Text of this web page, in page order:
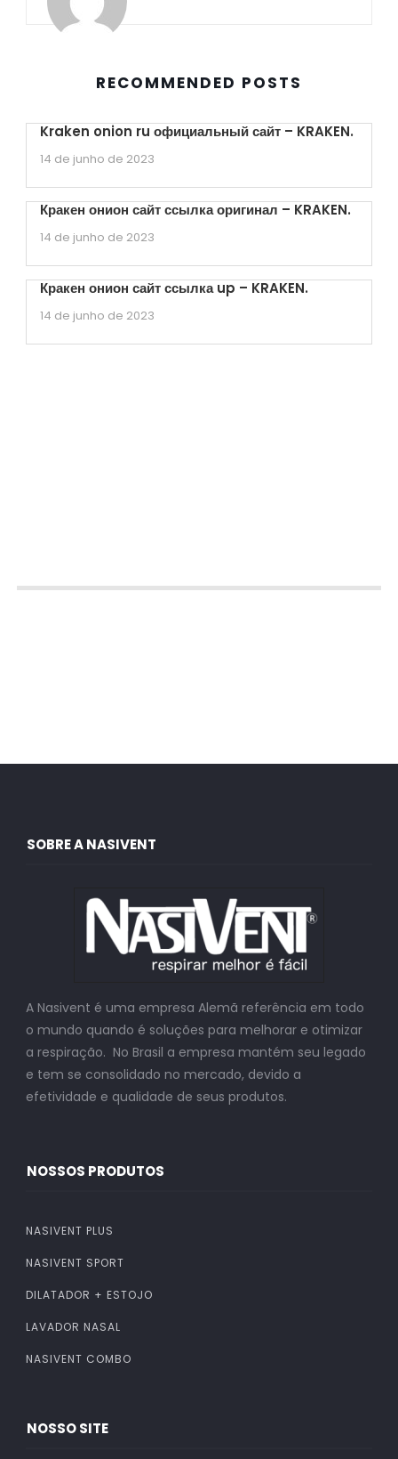
RECOMMENDED POSTS
Kraken onion ru официальный сайт – KRAKEN.
14 de junho de 2023
Кракен онион сайт ссылка оригинал – KRAKEN.
14 de junho de 2023
Кракен онион сайт ссылка up – KRAKEN.
14 de junho de 2023
SOBRE A NASIVENT
A Nasivent é uma empresa Alemã referência em todo
o mundo quando é soluções para melhorar e otimizar
a respiração. No Brasil a empresa mantém seu legado
e tem se consolidado no mercado, devido a
efetividade e qualidade de seus produtos.
NOSSOS PRODUTOS
NASIVENT PLUS
NASIVENT SPORT
DILATADOR + ESTOJO
LAVADOR NASAL
NASIVENT COMBO
NOSSO SITE